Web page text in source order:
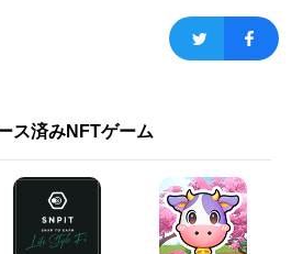
ス済みNFTゲーム